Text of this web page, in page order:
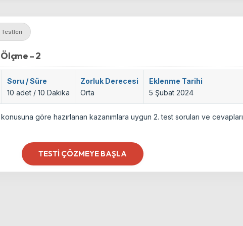
Testleri
– 2
Soru / Süre
10 adet / 10 Dakika
Zorluk Derecesi
Orta
Eklenme Tarihi
5 Şubat 2024
konusuna göre hazırlanan kazanımlara uygun 2. test soruları ve cevapları
TESTI ÇÖZMEYE BAŞLA